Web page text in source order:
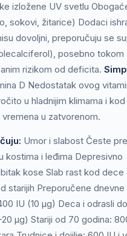
izložene UV svetlu
sokovi, žitarice) Dodaci
dovoljni, preporučuju se
posebno tokom
rizikom od deficita.
D Nedostatak ovog
u hladnijim klimama i
u zatvorenom.
Umor i slabost Česte
kostima i leđima Depresivno
kose Slab rast kod dece
starijih Preporučene
IU (10 µg) Deca i odrasli
µg) Stariji od 70 godina: